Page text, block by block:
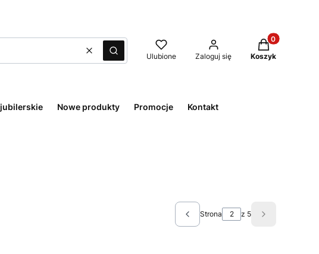
WyczyśćSzukaj Ulubione Zaloguj się
Produkty w
Koszyk
Nowe produkty Promocje Kontakt
Poprzednie produkty
Strona z 5 Następne